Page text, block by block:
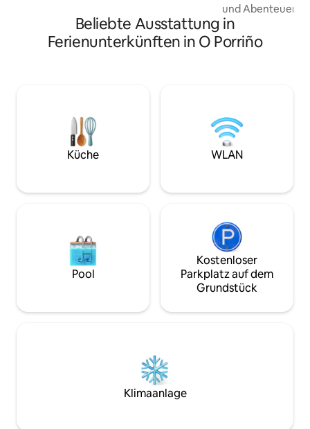
großes Haus. Das Haus verfügt über
einen privaten Garten nur für dich von
etwa 200 m, komplett umzäunt und mit
Ausflüge durch Galicien zu machen. Die
Autobahn ist 5 Minuten entfernt.
und Abenteuern
wenn du
komfortablen
entspannen, in
und
Postkarte
besten
Aktivitäten zu
Beliebte Ausstattung in
Ferienunterkünften in O Porriño
Küche WLAN
Pool
Kostenloser
Parkplatz auf dem
Grundstück
Klimaanlage